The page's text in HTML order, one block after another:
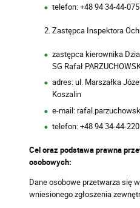
telefon: +48 94 34-44-075.
Zastępca Inspektora
zastępca kierownika
SG Rafał
adres: ul. Marszałka
Koszalin
e-mail:
telefon: +48 94 34-44-
Cel oraz podstawa prawna
osobowych:
Dane osobowe przetwarza się
wniesionego zgłoszenia